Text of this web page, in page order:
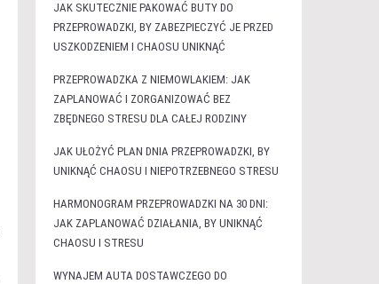
JAK SKUTECZNIE PAKOWAĆ BUTY DO
PRZEPROWADZKI, BY ZABEZPIECZYĆ JE PRZED
USZKODZENIEM I CHAOSU UNIKNĄĆ
PRZEPROWADZKA Z NIEMOWLAKIEM: JAK
ZAPLANOWAĆ I ZORGANIZOWAĆ BEZ
ZBĘDNEGO STRESU DLA CAŁEJ RODZINY
JAK UŁOŻYĆ PLAN DNIA PRZEPROWADZKI, BY
UNIKNĄĆ CHAOSU I NIEPOTRZEBNEGO STRESU
HARMONOGRAM PRZEPROWADZKI NA 30 DNI:
JAK ZAPLANOWAĆ DZIAŁANIA, BY UNIKNĄĆ
CHAOSU I STRESU
WYNAJEM AUTA DOSTAWCZEGO DO